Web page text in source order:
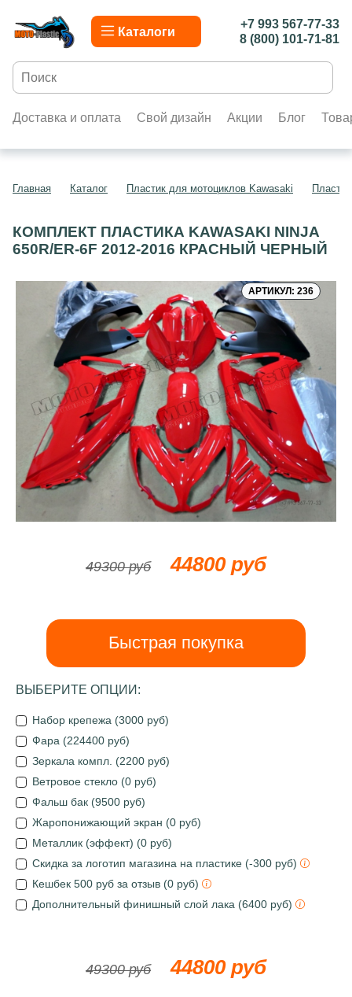
Каталоги
+7 993 567-77-33
8 (800) 101-71-81
Доставка и оплата Свой дизайн Акции Блог
Главная Каталог Пластик для мотоциклов Kawasaki
КОМПЛЕКТ ПЛАСТИКА KAWASAKI NINJA
650R/ER-6F 2012-2016 КРАСНЫЙ ЧЕРНЫЙ
АРТИКУЛ: 236
49300 руб 44800 руб
Быстрая покупка
ВЫБЕРИТЕ ОПЦИИ:
Набор крепежа (3000 руб)
Фара (224400 руб)
Зеркала компл. (2200 руб)
Ветровое стекло (0 руб)
Фальш бак (9500 руб)
Жаропонижающий экран (0 руб)
Металлик (эффект) (0 руб)
Скидка за логотип магазина на пластике (-300 руб)
Кешбек 500 руб за отзыв (0 руб)
Дополнительный финишный слой лака (6400 руб)
49300 руб 44800 руб